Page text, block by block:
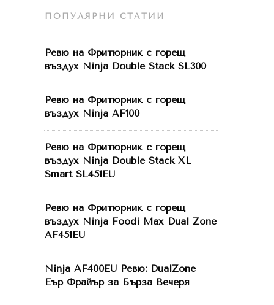
ПОПУЛЯРНИ СТАТИИ
Ревю на Фритюрник с горещ
въздух Ninja Double Stack SL300
Ревю на Фритюрник с горещ
въздух Ninja AF100
Ревю на Фритюрник с горещ
въздух Ninja Double Stack XL
Smart SL451EU
Ревю на Фритюрник с горещ
въздух Ninja Foodi Max Dual Zone
AF451EU
Ninja AF400EU Ревю: DualZone
Еър Фрайър за Бърза Вечеря